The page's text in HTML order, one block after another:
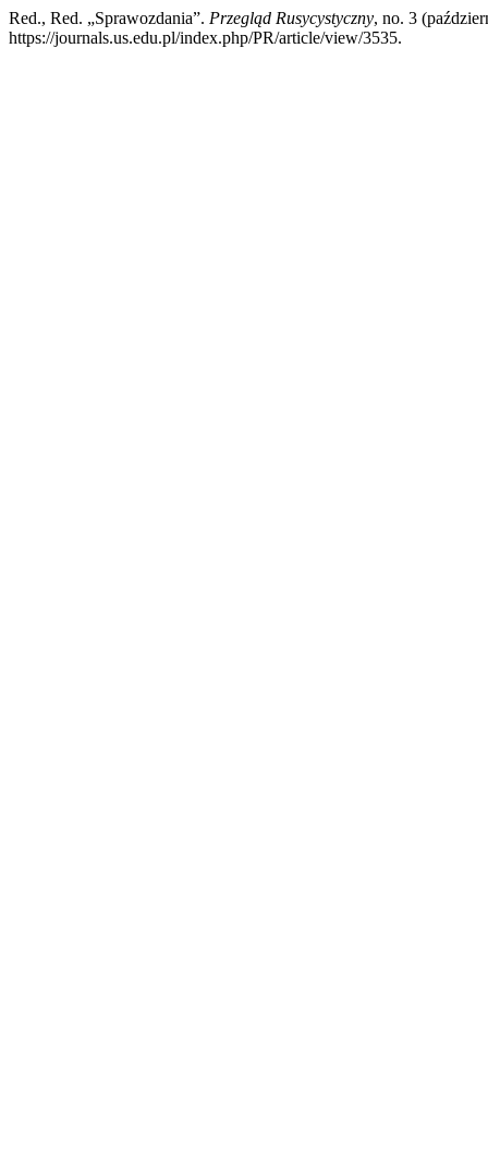
Red., Red. „Sprawozdania”. Przegląd Rusycystyczny, no. 3
https://journals.us.edu.pl/index.php/PR/article/view/3535.